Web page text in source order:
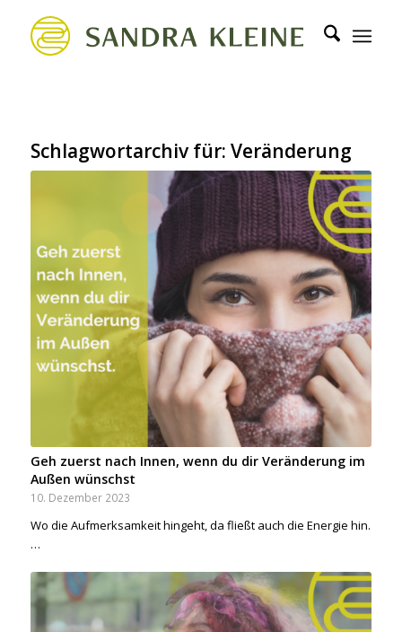
Schlagwortarchiv für: Veränderung
Geh zuerst nach Innen, wenn du dir Veränderung im
Außen wünschst
10. Dezember 2023
Wo die Aufmerksamkeit hingeht, da fließt auch die Energie hin.
…